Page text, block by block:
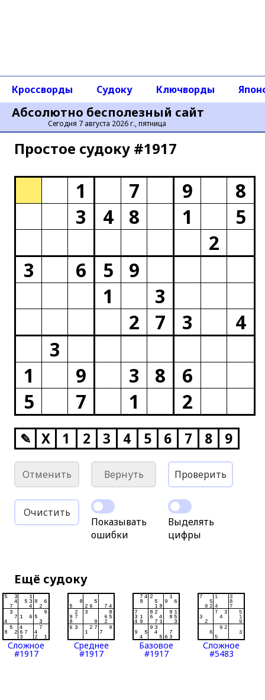
Абсолютно бесполезный сайт
Сегодня 7 августа 2026 г., пятница
Кроссворды Судоку Ключворды
Простое cудоку #1917
1 7 9
8
3
4 8 1
5
2
3
6 5
9
1
3
2
7 3
4
3
1
9 3 8
6
5
7 1 2
✎ X 1 2 3 4 5 6 7 8 9
Отменить Вернуть Проверить
Очистить
Показывать
ошибки
Выделять
цифры
Ещё судоку
Сложное
#1917
Среднее
#1917
Базовое
#1917
Сложное
#5483